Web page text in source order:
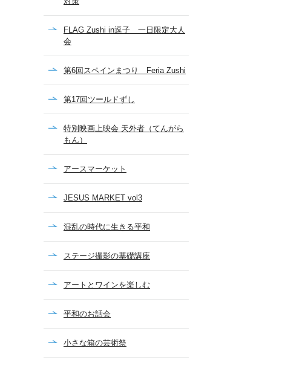
FLAG Zushi in逗子 一日限定大人
会
第6回スペインまつり Feria Zushi
第17回ツールドずし
特別映画上映会 天外者（てんがら
もん）
アースマーケット
JESUS MARKET vol3
混乱の時代に生きる平和
ステージ撮影の基礎講座
アートとワインを楽しむ
平和のお話会
小さな箱の芸術祭